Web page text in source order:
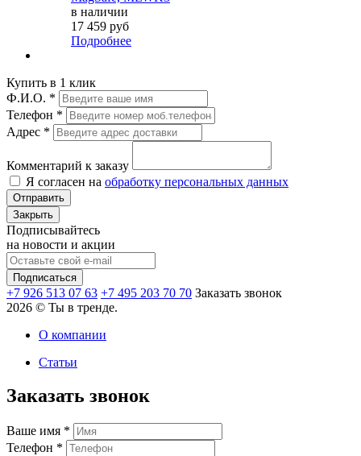
в наличии
17 459 руб
Подробнее
Купить в 1 клик
Ф.И.О. *
Телефон *
Адрес *
Комментарий к заказу
Я согласен на обработку персональных данных
Отправить
Закрыть
Подписывайтесь
на новости и акции
+7 926 513 07 63 +7 495 203 70 70 Заказать звонок
2026 © Ты в тренде.
О компании
Статьи
Заказать звонок
Ваше имя *
Телефон *